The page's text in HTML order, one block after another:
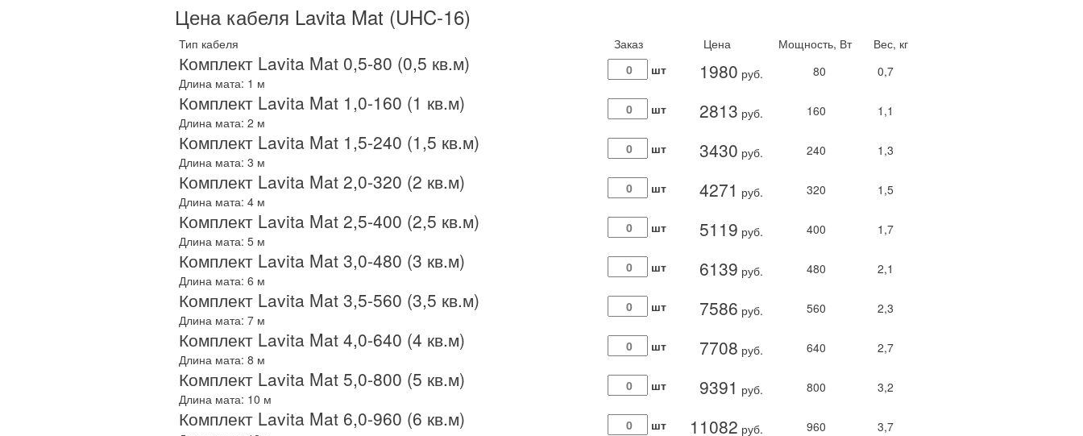
Цена кабеля Lavita Mat (UHC-16)
Тип кабеля Заказ Цена Мощность, Вт Вес, кг
Комплект Lavita Mat 0,5-80 (0,5 кв.м)
Длина мата: 1 м
шт 1980 руб. 80 0,7
Комплект Lavita Mat 1,0-160 (1 кв.м)
Длина мата: 2 м
шт 2813 руб. 160 1,1
Комплект Lavita Mat 1,5-240 (1,5 кв.м)
Длина мата: 3 м
шт 3430 руб. 240 1,3
Комплект Lavita Mat 2,0-320 (2 кв.м)
Длина мата: 4 м
шт 4271 руб. 320 1,5
Комплект Lavita Mat 2,5-400 (2,5 кв.м)
Длина мата: 5 м
шт 5119 руб. 400 1,7
Комплект Lavita Mat 3,0-480 (3 кв.м)
Длина мата: 6 м
шт 6139 руб. 480 2,1
Комплект Lavita Mat 3,5-560 (3,5 кв.м)
Длина мата: 7 м
шт 7586 руб. 560 2,3
Комплект Lavita Mat 4,0-640 (4 кв.м)
Длина мата: 8 м
шт 7708 руб. 640 2,7
Комплект Lavita Mat 5,0-800 (5 кв.м)
Длина мата: 10 м
шт 9391 руб. 800 3,2
Комплект Lavita Mat 6,0-960 (6 кв.м) шт 11082 руб. 960 3,7